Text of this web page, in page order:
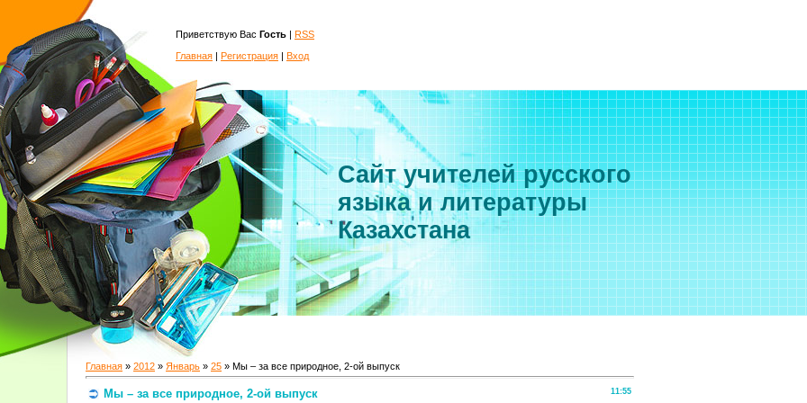
Приветствую Вас Гость | RSS
Главная | Регистрация | Вход
Сайт учителей русского
языка и литературы
Казахстана
Главная » 2012 » Январь » 25 » Мы – за все природное, 2-ой выпуск
11:55
Мы – за все природное, 2-ой выпуск